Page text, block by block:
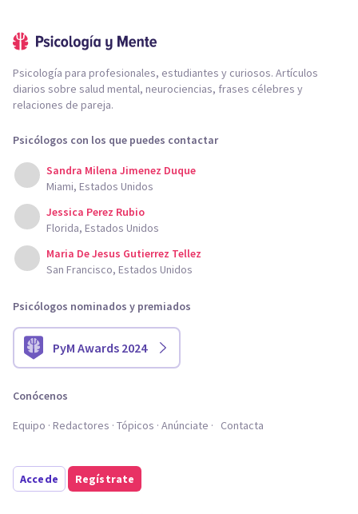
Psicología para profesionales, estudiantes y curiosos. Artículos
diarios sobre salud mental, neurociencias, frases célebres y
relaciones de pareja.
Psicólogos con los que puedes contactar
Sandra Milena Jimenez Duque
Miami, Estados Unidos
Jessica Perez Rubio
Florida, Estados Unidos
Maria De Jesus Gutierrez Tellez
San Francisco, Estados Unidos
Psicólogos nominados y premiados
PyM Awards 2024
Conócenos
Equipo Redactores Tópicos Anúnciate Contacta
Accede Regístrate